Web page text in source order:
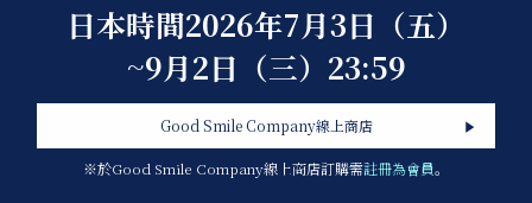
日本時間2026年7月3日（五）
~9月2日（三）23:59
Good Smile Company線上商店
※於Good Smile Company線上商店訂購需註冊為會員。